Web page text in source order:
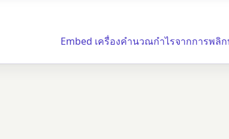
Embed เครื่องคำนวณกำไรจากการพลิ